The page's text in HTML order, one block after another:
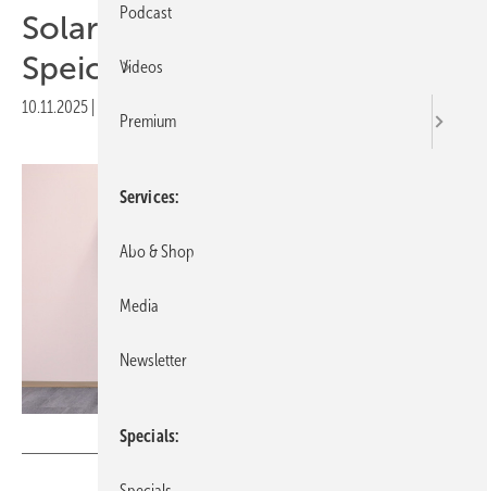
Solarwatt zeigt modularen
Speicher mit Notstrom
10.11.2025
Podcast
Videos
Premium
Services
Abo & Shop
Media
Newsletter
Specials